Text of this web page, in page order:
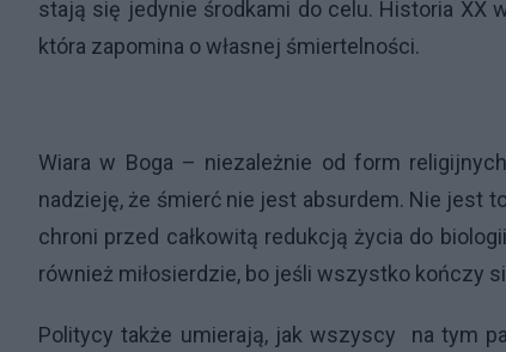
stają się jedynie środkami do celu. Historia XX
która zapomina o własnej śmiertelności.
Wiara w Boga – niezależnie od form
nadzieję, że śmierć nie jest absurdem. Nie jest
chroni przed całkowitą redukcją życia do
również miłosierdzie, bo jeśli wszystko kończy
Politycy także umierają, jak wszyscy na tym